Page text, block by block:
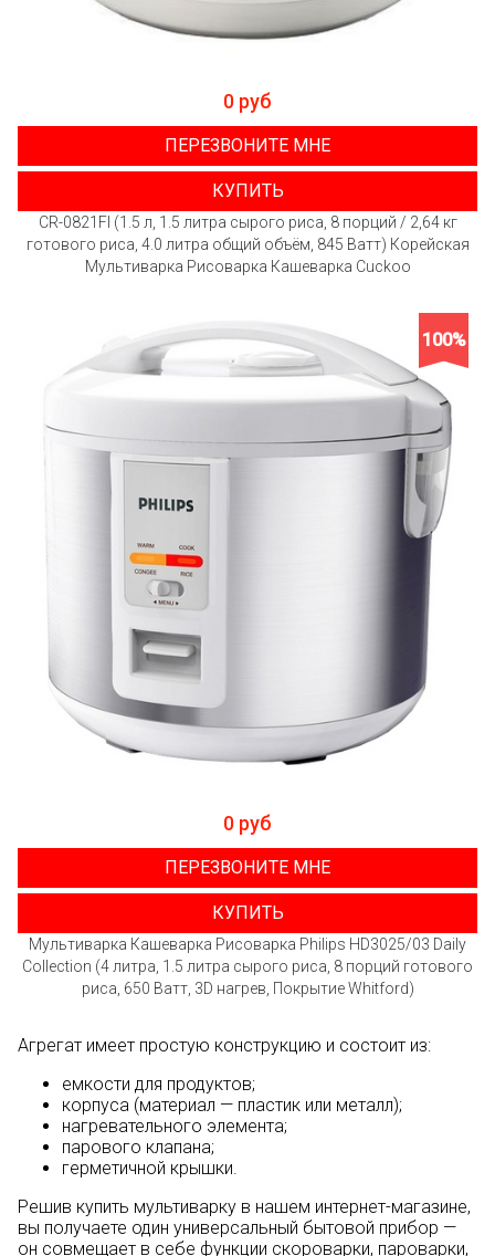
0 руб
ПЕРЕЗВОНИТЕ МНЕ
КУПИТЬ
CR-0821FI (1.5 л, 1.5 литра сырого риса, 8 порций / 2,64 кг
готового риса, 4.0 литра общий объём, 845 Ватт) Корейская
Мультиварка Рисоварка Кашеварка Cuckoo
100%
0 руб
ПЕРЕЗВОНИТЕ МНЕ
КУПИТЬ
Мультиварка Кашеварка Рисоварка Philips HD3025/03 Daily
Collection (4 литра, 1.5 литра сырого риса, 8 порций готового
риса, 650 Ватт, 3D нагрев, Покрытие Whitford)
Агрегат имеет простую конструкцию и состоит из:
емкости для продуктов;
корпуса (материал — пластик или металл);
нагревательного элемента;
парового клапана;
герметичной крышки.
Решив купить мультиварку в нашем интернет-магазине,
вы получаете один универсальный бытовой прибор —
он совмещает в себе функции скороварки, пароварки,